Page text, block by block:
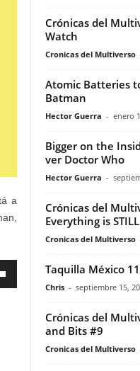
a
Crónicas del
Watch
Cronicas del Multiverso
Atomic Batteries
Batman
Hector Guerra - enero
Bigger on the
ver Doctor Who
Hector Guerra -
Crónicas del
Everything is
Cronicas del Multiverso
Taquilla México
Chris - septiembre 15,
Crónicas del
and Bits #9
Cronicas del Multiverso